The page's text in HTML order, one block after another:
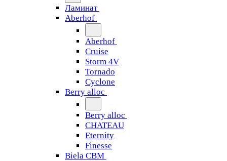
Ламинат
Aberhof
Aberhof
Cruise
Storm 4V
Tornado
Сyclone
Berry alloc
Berry alloc
CHATEAU
Eternity
Finesse
Biela CBM